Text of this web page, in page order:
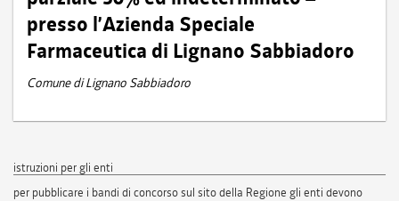
presso l’Azienda Speciale
Farmaceutica di Lignano Sabbiadoro
Comune di Lignano Sabbiadoro
istruzioni per gli enti
per pubblicare i bandi di concorso sul sito della Regione gli enti devono